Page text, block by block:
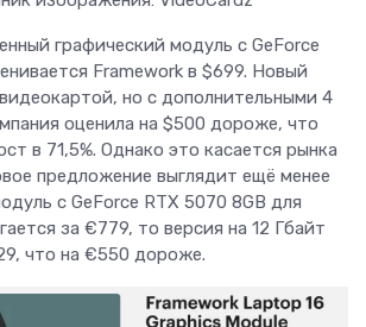
графический модуль с GeForce
Framework в $699. Новый
но с дополнительными 4
оценила на $500 дороже, что
в 71,5%. Однако это касается рынка
предложение выглядит ещё менее
с GeForce RTX 5070 8GB для
за €779, то версия на 12 Гбайт
что на €550 дороже.